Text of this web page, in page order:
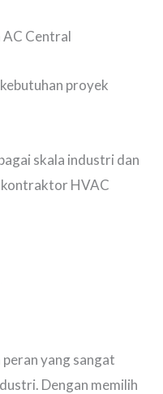
AC Central
proyek
skala industri dan
kontraktor HVAC
yang sangat
Dengan memilih